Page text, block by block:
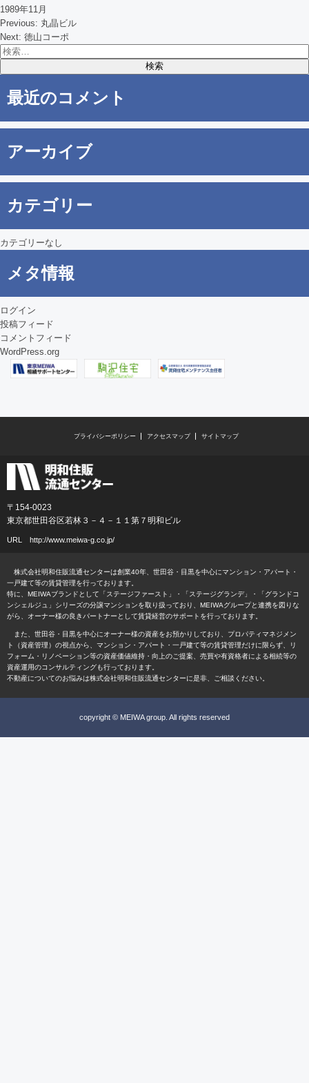
1989年11月
投
稿
ビ
ゲ
ー
シ
ョ
ン
Previous: 丸晶ビル
Next: 徳山コーポ
検
索:
最近のコメント
アーカイブ
カテゴリー
カテゴリーなし
メタ情報
ログイン
投稿フィード
コメントフィード
WordPress.org
プライバシーポリシー アクセスマップ サイトマップ
〒154-0023
東京都世田谷区若林３－４－１１第７明和ビル
URL http://www.meiwa-g.co.jp/
株式会社明和住販流通センターは創業40年、世田谷・目黒を中心にマンション・アパート・
一戸建て等の賃貸管理を行っております。
特に、MEIWAブランドとして「ステージファースト」・「ステージグランデ」・「グランドコ
ンシェルジュ」シリーズの分譲マンションを取り扱っており、MEIWAグループと連携を図りな
がら、オーナー様の良きパートナーとして賃貸経営のサポートを行っております。
また、世田谷・目黒を中心にオーナー様の資産をお預かりしており、プロパティマネジメン
ト（資産管理）の視点から、マンション・アパート・一戸建て等の賃貸管理だけに限らず、リ
フォーム・リノベーション等の資産価値維持・向上のご提案、売買や有資格者による相続等の
資産運用のコンサルティングも行っております。
不動産についてのお悩みは株式会社明和住販流通センターに是非、ご相談ください。
copyright © MEIWA group. All rights reserved